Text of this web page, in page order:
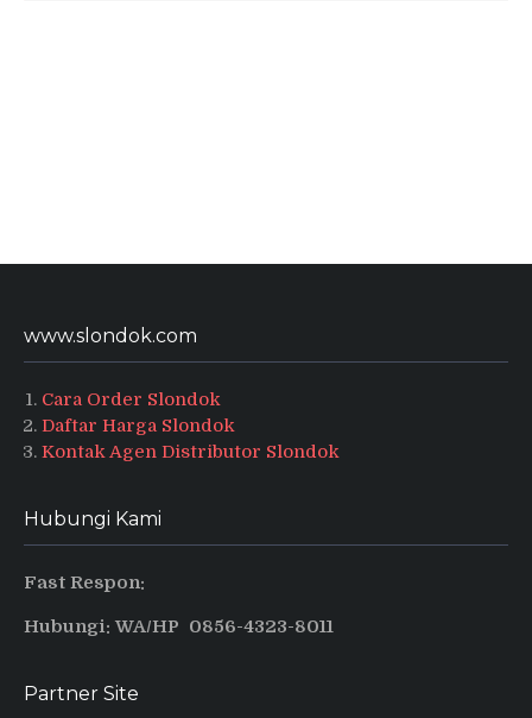
www.slondok.com
Cara Order Slondok
Daftar Harga Slondok
Kontak Agen Distributor Slondok
Hubungi Kami
Fast Respon:
Hubungi: WA/HP 0856-4323-8011
Partner Site